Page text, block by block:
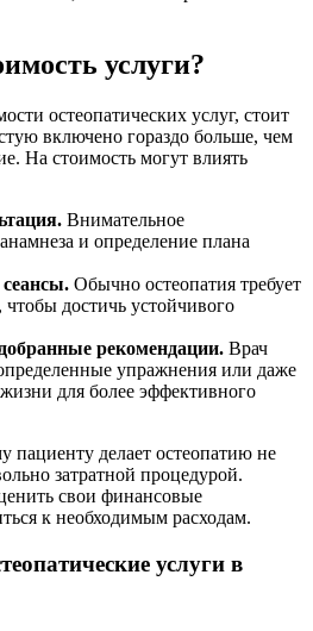
услуги?
остеопатических услуг, стоит
включено гораздо больше, чем
На стоимость могут влиять
Внимательное
и определение плана
Обычно остеопатия требует
чтобы достичь устойчивого
рекомендации. Врач
упражнения или даже
для более эффективного
пациенту делает остеопатию не
затратной процедурой.
свои финансовые
к необходимым расходам.
услуги в